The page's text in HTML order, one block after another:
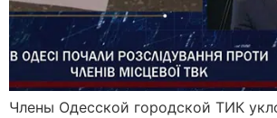
Члены Одесской городской ТИК